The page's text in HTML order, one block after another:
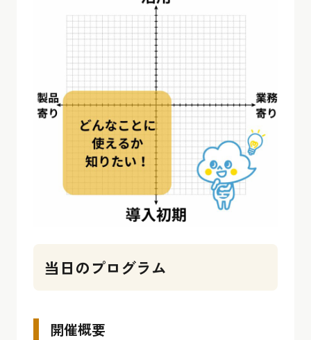
当日のプログラム
開催概要